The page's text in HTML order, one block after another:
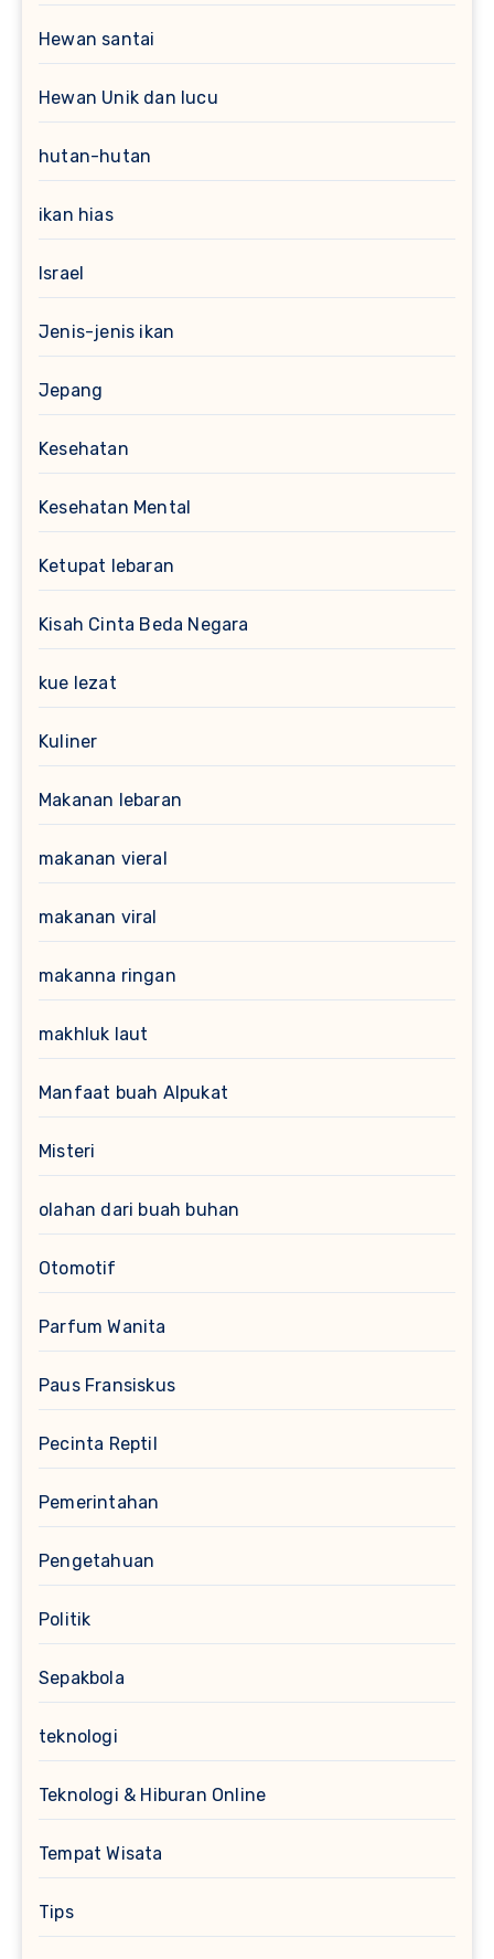
Hewan santai
Hewan Unik dan lucu
hutan-hutan
ikan hias
Israel
Jenis-jenis ikan
Jepang
Kesehatan
Kesehatan Mental
Ketupat lebaran
Kisah Cinta Beda Negara
kue lezat
Kuliner
Makanan lebaran
makanan vieral
makanan viral
makanna ringan
makhluk laut
Manfaat buah Alpukat
Misteri
olahan dari buah buhan
Otomotif
Parfum Wanita
Paus Fransiskus
Pecinta Reptil
Pemerintahan
Pengetahuan
Politik
Sepakbola
teknologi
Teknologi & Hiburan Online
Tempat Wisata
Tips